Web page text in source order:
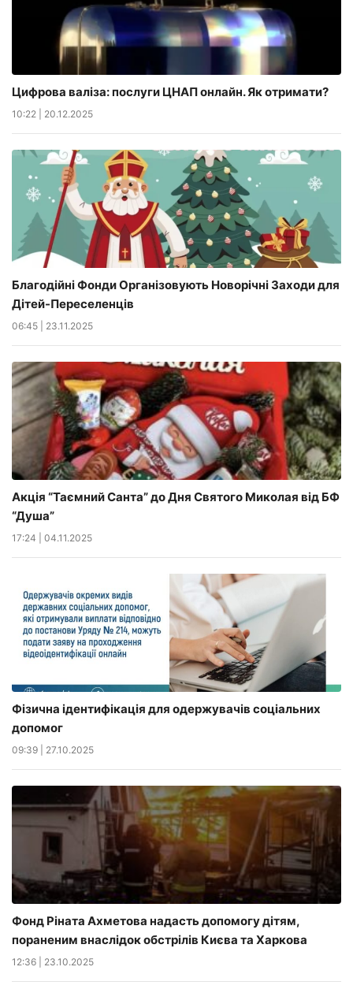
Цифрова валіза: послуги ЦНАП онлайн. Як отримати?
10:22 20.12.2025
Благодійні Фонди Організовують Новорічні Заходи для
Дітей-Переселенців
06:45 23.11.2025
Акція “Таємний Санта” до Дня Святого Миколая від БФ
“Душа”
17:24 04.11.2025
Фізична ідентифікація для одержувачів соціальних
допомог
09:39 27.10.2025
Фонд Ріната Ахметова надасть допомогу дітям,
пораненим внаслідок обстрілів Києва та Харкова
12:36 23.10.2025